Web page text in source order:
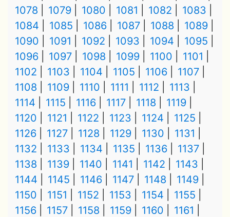
1078
1079 1080 1081 1082
1083
1084
1085 1086 1087 1088
1089
1090
1091 1092 1093 1094
1095
1096
1097 1098 1099 1100
1101
1102
1103 1104 1105 1106
1107
1108
1109 1110 1111 1112
1113
1114
1115 1116 1117 1118
1119
1120
1121 1122 1123 1124
1125
1126
1127 1128 1129 1130
1131
1132
1133 1134 1135 1136
1137
1138
1139 1140 1141 1142
1143
1144
1145 1146 1147 1148
1149
1150
1151 1152 1153 1154
1155
1156
1157 1158 1159 1160
1161